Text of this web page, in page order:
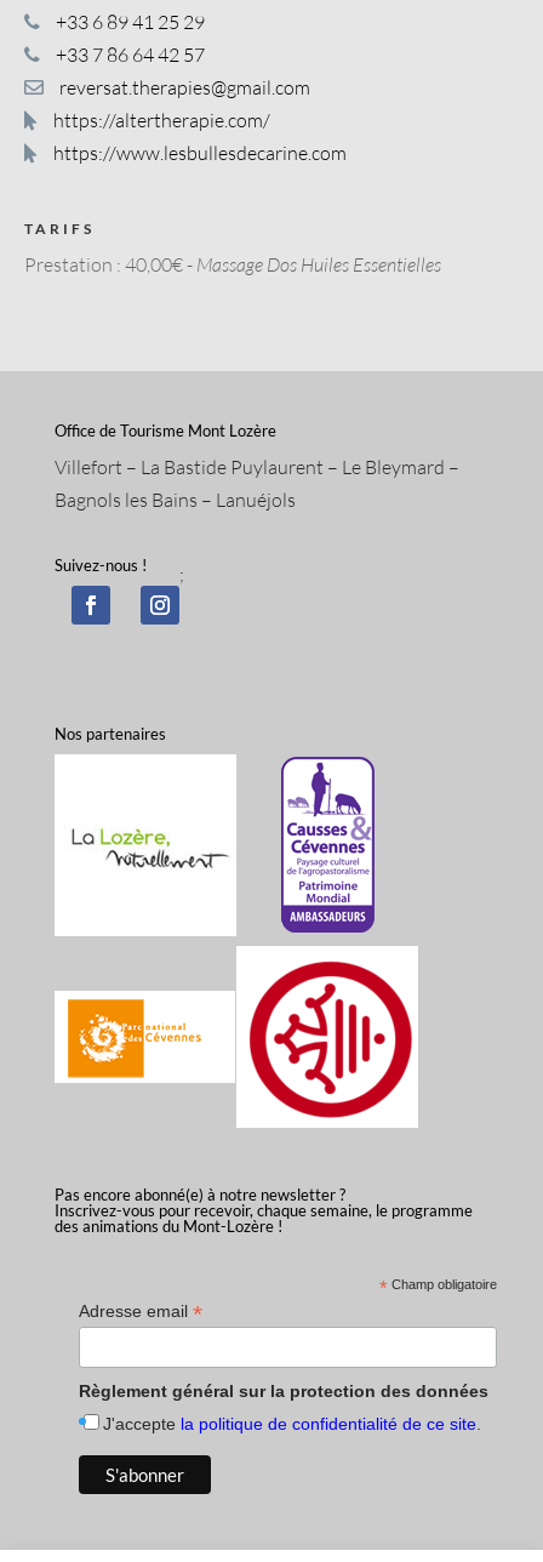
+33 6 89 41 25 29
+33 7 86 64 42 57
reversat.therapies@gmail.com
https://altertherapie.com/
https://www.lesbullesdecarine.com
TARIFS
Prestation : 40,00€ - Massage Dos Huiles Essentielles
Office de Tourisme Mont Lozère
Villefort – La Bastide Puylaurent – Le Bleymard –
Bagnols les Bains – Lanuéjols
Suivez-nous ! ;
Nos partenaires
Pas encore abonné(e) à notre newsletter ?
Inscrivez-vous pour recevoir, chaque semaine, le programme
des animations du Mont-Lozère !
* Champ obligatoire
Adresse email *
Règlement général sur la protection des données
J'accepte la politique de confidentialité de ce site.